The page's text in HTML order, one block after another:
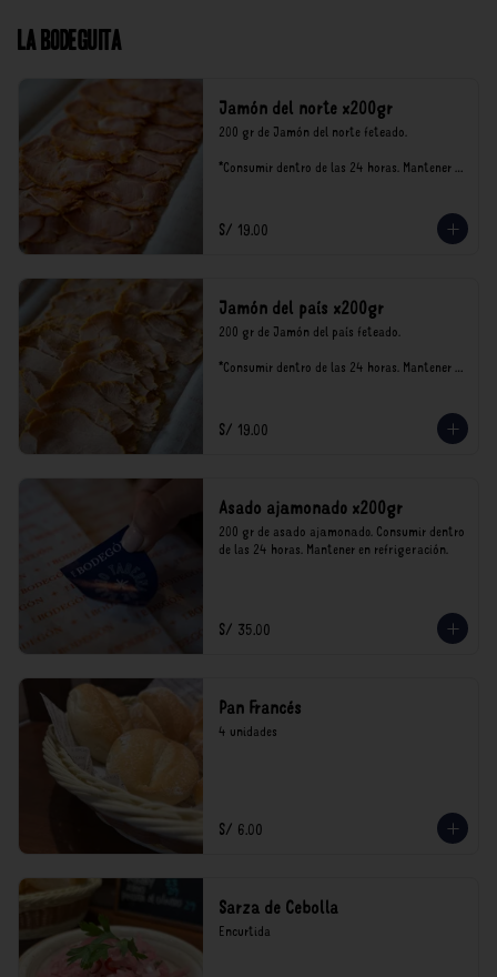
La Bodeguita
Jamón del norte x200gr
200 gr de Jamón del norte feteado.
*Consumir dentro de las 24 horas. Mantener
incluyen impuestos de ley y recargo al
consumo.
S/ 19.00
Jamón del país x200gr
200 gr de Jamón del país feteado.
*Consumir dentro de las 24 horas. Mantener
incluyen impuestos de ley y recargo al
consumo.
S/ 19.00
Asado ajamonado x200gr
200 gr de asado ajamonado. Consumir dentro
de las 24 horas. Mantener en refrigeración.
S/ 35.00
Pan Francés
4 unidades
S/ 6.00
Sarza de Cebolla
Encurtida